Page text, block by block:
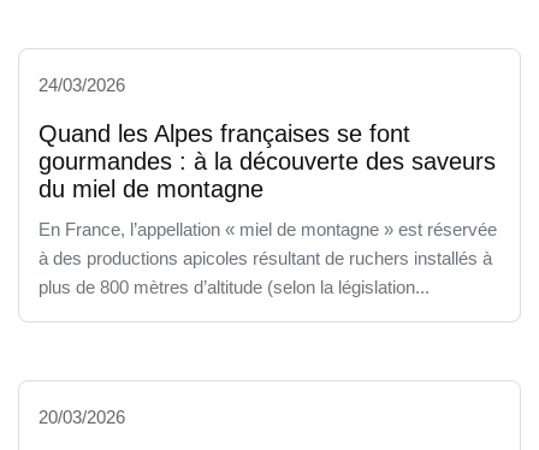
24/03/2026
Quand les Alpes françaises se font
gourmandes : à la découverte des saveurs
du miel de montagne
En France, l’appellation « miel de montagne » est réservée
à des productions apicoles résultant de ruchers installés à
plus de 800 mètres d’altitude (selon la législation...
20/03/2026